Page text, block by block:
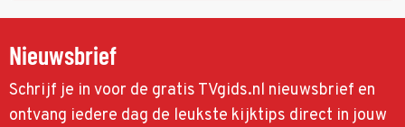
Nieuwsbrief
Schrijf je in voor de gratis TVgids.nl nieuwsbrief en
ontvang iedere dag de leukste kijktips direct in jouw